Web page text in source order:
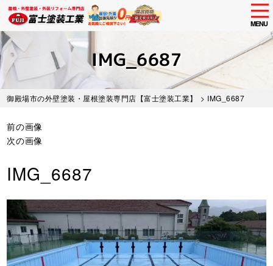
Skip
to
main
content
MENU
IMG_6687
御殿場市の外壁塗装・屋根塗装専門店【富士塗装工業】 > IMG_6687
前の画像
次の画像
IMG_6687